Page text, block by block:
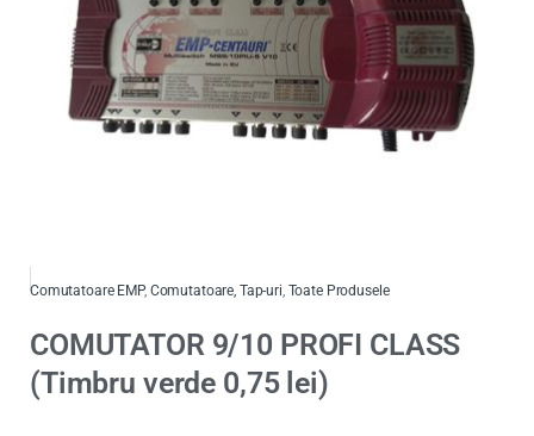
Comutatoare EMP, Comutatoare, Tap-uri Toate Produsele
COMUTATOR 9/10 PROFI CLASS
(Timbru verde 0,75 lei)